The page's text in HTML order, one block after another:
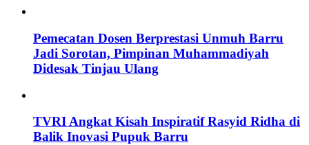
Pemecatan Dosen Berprestasi Unmuh Barru
Jadi Sorotan, Pimpinan Muhammadiyah
Didesak Tinjau Ulang
TVRI Angkat Kisah Inspiratif Rasyid Ridha di
Balik Inovasi Pupuk Barru